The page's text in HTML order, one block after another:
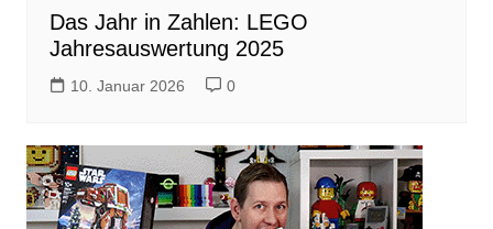
Das Jahr in Zahlen: LEGO
Jahresauswertung 2025
10. Januar 2026 0